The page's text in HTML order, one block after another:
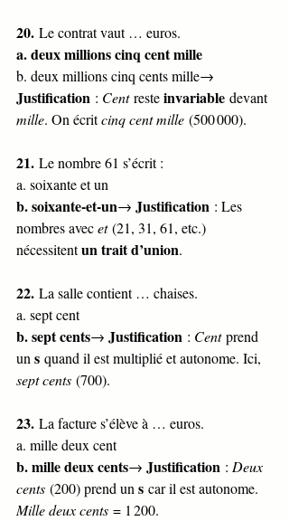
20. Le contrat vaut … euros.
a. deux millions cinq cent mille
b. deux millions cinq cents mille→
Justification : Cent reste invariable devant
mille. On écrit cinq cent mille (500 000).
21. Le nombre 61 s’écrit :
a. soixante et un
b. soixante-et-un→ Justification : Les
nombres avec et (21, 31, 61, etc.)
nécessitent un trait d’union.
22. La salle contient … chaises.
a. sept cent
b. sept cents→ Justification : Cent prend
un s quand il est multiplié et autonome. Ici,
sept cents (700).
23. La facture s’élève à … euros.
a. mille deux cent
b. mille deux cents→ Justification : Deux
cents (200) prend un s car il est autonome.
Mille deux cents = 1 200.